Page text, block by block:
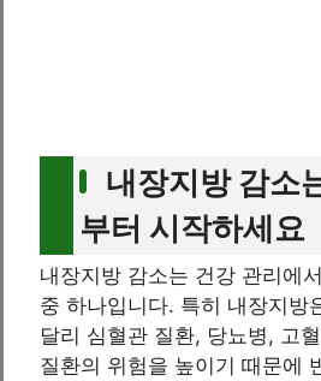
내장지방 감소
부터 시작하세요
내장지방 감소는 건강 관리에
중 하나입니다. 특히 내장지방
달리 심혈관 질환, 당뇨병, 고
질환의 위험을 높이기 때문에